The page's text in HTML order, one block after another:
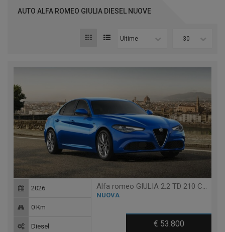
AUTO ALFA ROMEO GIULIA DIESEL NUOVE
Ultime 30
Alfa romeo GIULIA 2.2 TD 210 CV AT8 Q4 VELOCE
NUOVA
€ 53.800
2026
0 Km
Diesel